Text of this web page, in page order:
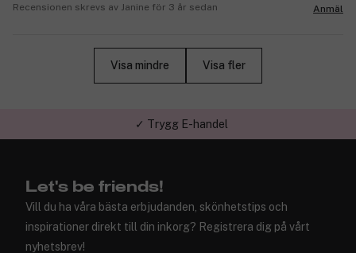
Recensionen skrevs av Janine för 3 år sedan Anmäl
Visa mindre Visa fler
✓ Trygg E-handel
Let's be friends!
Vill du ha våra bästa erbjudanden, skönhetstips och
inspirationer direkt till din inkorg? Registrera dig på vårt
nyhetsbrev!